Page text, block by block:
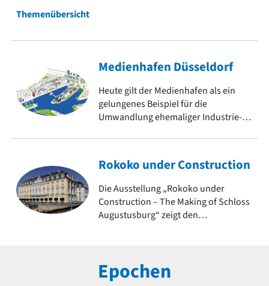
Themenübersicht
Medienhafen Düsseldorf
Heute gilt der Medienhafen als ein
gelungenes Beispiel für die
Umwandlung ehemaliger Industrie-
architektonische Vielfalt und ist ein
Symbol für den Strukturwandel.
Rokoko under Construction
Die Ausstellung „Rokoko under
Construction – The Making of Schloss
Augustusburg“ zeigt den
Epoche. Weitere Objekte des Rokoko
auf baukunst-nrw.
Epochen